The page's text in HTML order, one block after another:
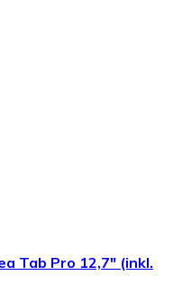
Tab Pro 12,7" (inkl.